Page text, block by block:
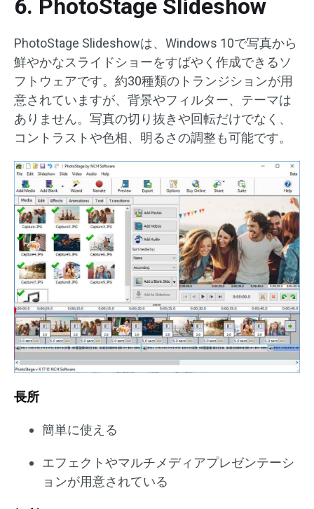
6. PhotoStage Slideshow
PhotoStage Slideshowは、Windows 10で写真から
鮮やかなスライドショーをすばやく作成できるソ
フトウェアです。約30種類のトランジションが用
意されていますが、背景やフィルター、テーマは
ありません。写真の切り抜きや回転だけでなく、
コントラストや色相、明るさの調整も可能です。
長所
簡単に使える
エフェクトやマルチメディアプレゼンテーシ
ョンが用意されている